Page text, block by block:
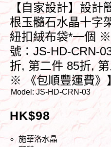
【自家設計】設計
根玉髓石水晶十字
紐扣絨布袋*一個
號：JS-HD-CRN-
折, 第二件 85折,
※ 《包順豐運費》
Model:JS-HD-CRN-03
HK$98
施華洛水晶